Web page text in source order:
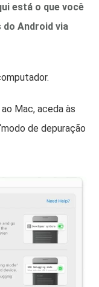
está o que você
Android via
Mac, aceda às
de depuração